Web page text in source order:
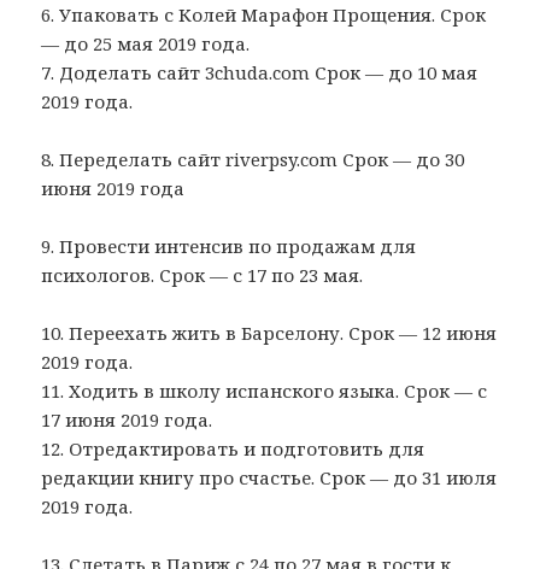
6. Упаковать с Колей Марафон Прощения. Срок
— до 25 мая 2019 года.
7. Доделать сайт 3chuda.com Срок — до 10 мая
2019 года.
8. Переделать сайт riverpsy.com Срок — до 30
июня 2019 года
9. Провести интенсив по продажам для
психологов. Срок — с 17 по 23 мая.
10. Переехать жить в Барселону. Срок — 12 июня
2019 года.
11. Ходить в школу испанского языка. Срок — с
17 июня 2019 года.
12. Отредактировать и подготовить для
редакции книгу про счастье. Срок — до 31 июля
2019 года.
13. Слетать в Париж с 24 по 27 мая в гости к